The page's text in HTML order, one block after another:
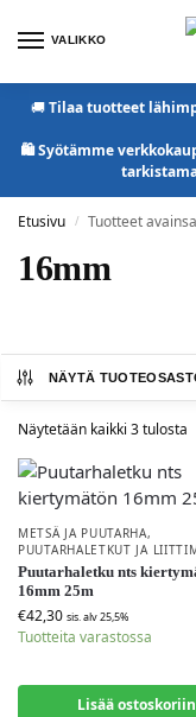
VALIKKO
🚚Tilaa tuotteet
🛍️ Syötämme
Etusivu / Tuotteet
16mm
NÄYTÄ
Näytetään kaikki 3 tulosta
METSÄ JA PUUTARHA,
PUUTARHALETKUT JA
Puutarhaletku nts
16mm 25m
€42,30 sis. alv 25,5%
Tuotteita varastossa
Lisää ostoskoriin